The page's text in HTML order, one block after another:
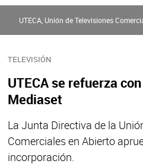
TELEVISIÓN
UTECA se refuerza
Mediaset
La Junta Directiva de la
Comerciales en Abierto
incorporación.